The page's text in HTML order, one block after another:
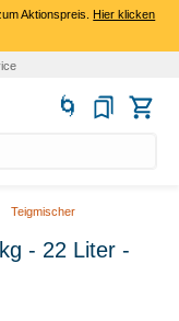
Aktionspreis.Hier klicken
Teigmischer
- 22 Liter -